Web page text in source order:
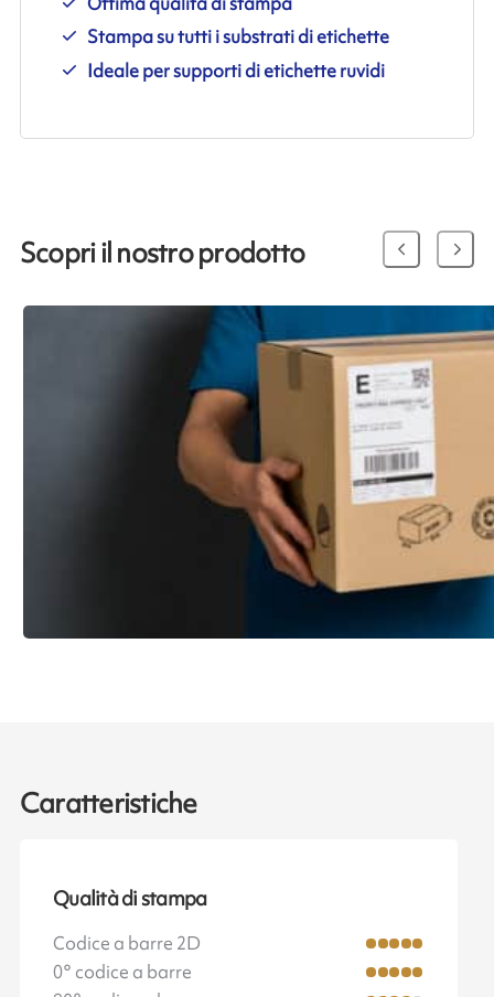
Stampa su tutti i substrati di etichette
Ideale per supporti di etichette ruvidi
Scopri il nostro prodotto
Caratteristiche
Qualità di stampa
Codice a barre 2D
0° codice a barre